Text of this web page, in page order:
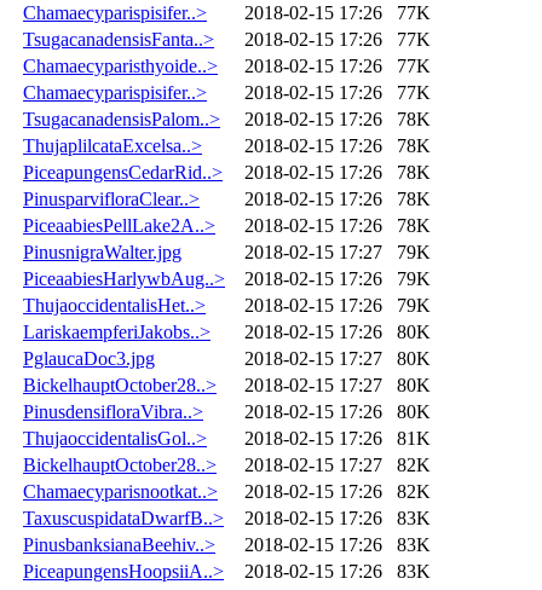
Chamaecyparispisifer..>
2018-02-15 17:26
77K
TsugacanadensisFanta..>
2018-02-15 17:26
77K
Chamaecyparisthyoide..>
2018-02-15 17:26
77K
Chamaecyparispisifer..>
2018-02-15 17:26
77K
TsugacanadensisPalom..>
2018-02-15 17:26
78K
ThujaplilcataExcelsa..>
2018-02-15 17:26
78K
PiceapungensCedarRid..>
2018-02-15 17:26
78K
PinusparvifloraClear..>
2018-02-15 17:26
78K
PiceaabiesPellLake2A..>
2018-02-15 17:26
78K
PinusnigraWalter.jpg
2018-02-15 17:27
79K
PiceaabiesHarlywbAug..>
2018-02-15 17:26
79K
ThujaoccidentalisHet..>
2018-02-15 17:26
79K
LariskaempferiJakobs..>
2018-02-15 17:26
80K
PglaucaDoc3.jpg
2018-02-15 17:27
80K
BickelhauptOctober28..>
2018-02-15 17:27
80K
PinusdensifloraVibra..>
2018-02-15 17:26
80K
ThujaoccidentalisGol..>
2018-02-15 17:26
81K
BickelhauptOctober28..>
2018-02-15 17:27
82K
Chamaecyparisnootkat..>
2018-02-15 17:26
82K
TaxuscuspidataDwarfB..>
2018-02-15 17:26
83K
PinusbanksianaBeehiv..>
2018-02-15 17:26
83K
PiceapungensHoopsiiA..>
2018-02-15 17:26
83K